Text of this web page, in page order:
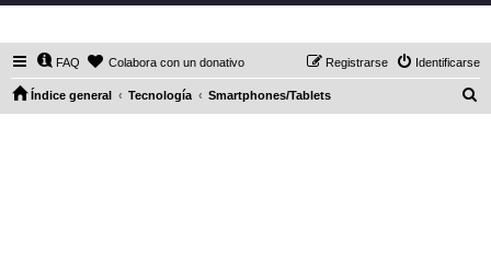
FAQ Colabora con un donativo Identificarse
Registrarse
Índice general Tecnología Smartphones/Tablets